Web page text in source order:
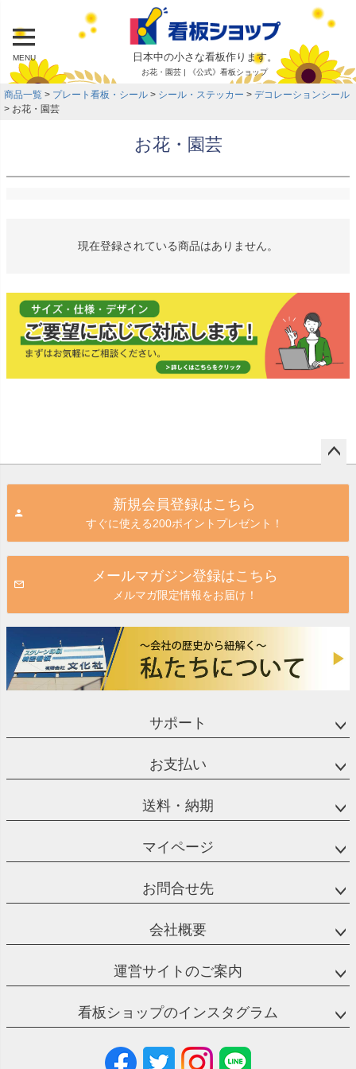
MENU 日本中の小さな看板作ります。
お花・園芸 | 《公式》看板ショップ
商品一覧 プレート看板・シール シール・ステッカー
デコレーションシール
お花・園芸
お花・園芸
現在登録されている商品はありません。
新規会員登録はこちら
すぐに使える200ポイントプレゼント！
メールマガジン登録はこちら
メルマガ限定情報をお届け！
サポート
お支払い
送料・納期
マイページ
お問合せ先
会社概要
運営サイトのご案内
看板ショップのインスタグラム